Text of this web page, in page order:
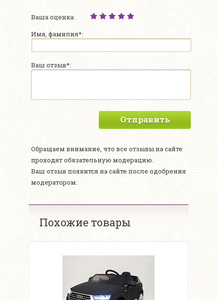
Ваша оценка:
Имя, фамилия*:
Ваш отзыв*:
Отправить
Обращаем внимание, что все отзывы на сайте
проходят обязательную модерацию.
Ваш отзыв появится на сайте после одобрения
модератором.
Похожие товары